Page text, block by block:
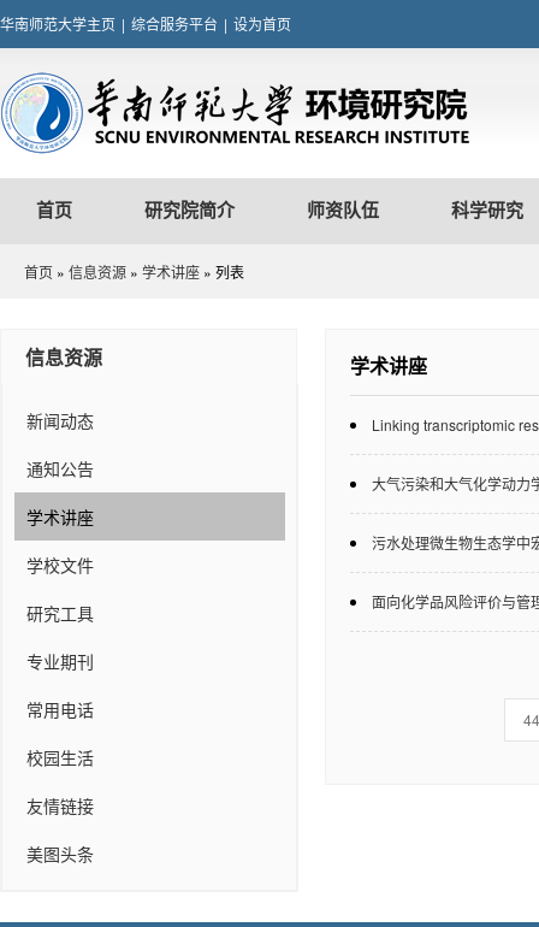
华南师范大学主页 | 综合服务平台 | 设为首页
首页 研究院简介 师资队伍 科学研究
首页 » 信息资源 » 学术讲座 » 列表
信息资源
新闻动态
通知公告
学术讲座
学校文件
研究工具
专业期刊
常用电话
校园生活
友情链接
美图头条
学术讲座
Linking transcriptomic
大气污染和大气化学动力
污水处理微生物生态学中
面向化学品风险评价与管